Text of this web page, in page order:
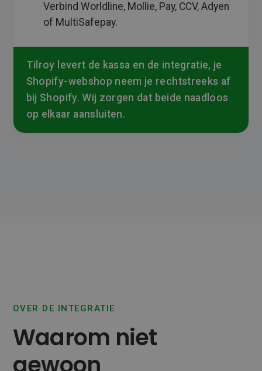
Verbind Worldline, Mollie, Pay, CCV, Adyen
of MultiSafepay.
Tilroy levert de kassa en de integratie, je
Shopify-webshop neem je rechtstreeks af
bij Shopify. Wij zorgen dat beide naadloos
op elkaar aansluiten.
OVER DE INTEGRATIE
Waarom niet